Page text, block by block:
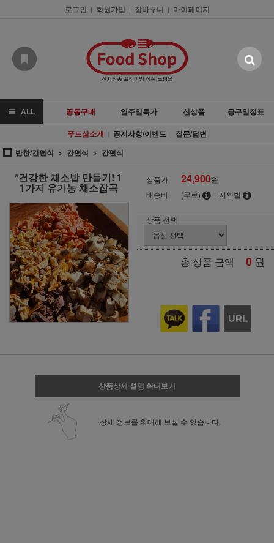
로그인 | 회원가입 | 장바구니 | 마이페이지
ALL 공동구매 일주일특가 신상품
공구일정표
푸드샵소개 | 공지사항/이벤트 | 질문/답변
반찬/간편식
간편식 간편식
*건강한 채소밥 만들기! 1
1가지 유기농 채소잡곡
상품가 24,900원
배송비
(무료) 지역별
상품 선택
총 상품 금액 0 원
상품상세 설명 확대보기
상세 정보를 확대해 보실 수 있습니다.